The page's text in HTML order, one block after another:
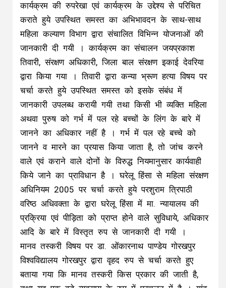
कार्यक्रम की रुपरेखा एवं कार्यक्रम के उद्देश्य से परिचित
कराते हुये उपस्थित समस्त का अभिभावदन के साथ-साथ
महिला कल्याण विभाग द्वारा संचालित विभिन्न योजनाओं की
जानकारी दी गयी । कार्यक्रम का संचालन जयप्रकाश
तिवारी, संरक्षण अधिकारी, जिला बाल संरक्षण इकाई देवरिया
द्वारा किया गया । तिवारी द्वारा कन्या भ्रूण हत्या विषय पर
चर्चा करते हुये उपस्थित समस्त को इसके संबंध में
जानकारी उपलब्ध करायी गयी तथा किसी भी व्यक्ति महिला
अथवा पुरुष को गर्भ में पल रहे बच्चों के लिंग के बारे में
जानने का अधिकार नहीं है । गर्भ में पल रहे बच्चे को
जानने व मारने का प्रयास किया जाता है, तो जांच करने
वाले एवं कराने वाले दोनों के विरुद्ध नियमानुसार कार्यवाही
किये जाने का प्राविधान है । घरेलू हिंसा से महिला संरक्षण
अधिनियम 2005 पर चर्चा करते हुये परशुराम त्रिपाठी
वरिष्ठ अधिवक्ता के द्वारा घरेलू हिंसा में मा. न्यायालय की
प्रक्रिया एवं पीड़िता को प्राप्त होने वाले सुविधाये, अधिकार
आदि के बारे में विस्तृत रुप से जानकारी दी गयी ।
मानव तस्करी विषय पर डा. ओंकारनाथ पाण्डेय गोरखपुर
विश्वविद्यालय गोरखपुर द्वारा वृहद रुप से चर्चा करते हुए
बताया गया कि मानव तस्करी किस प्रकार की जाती है,